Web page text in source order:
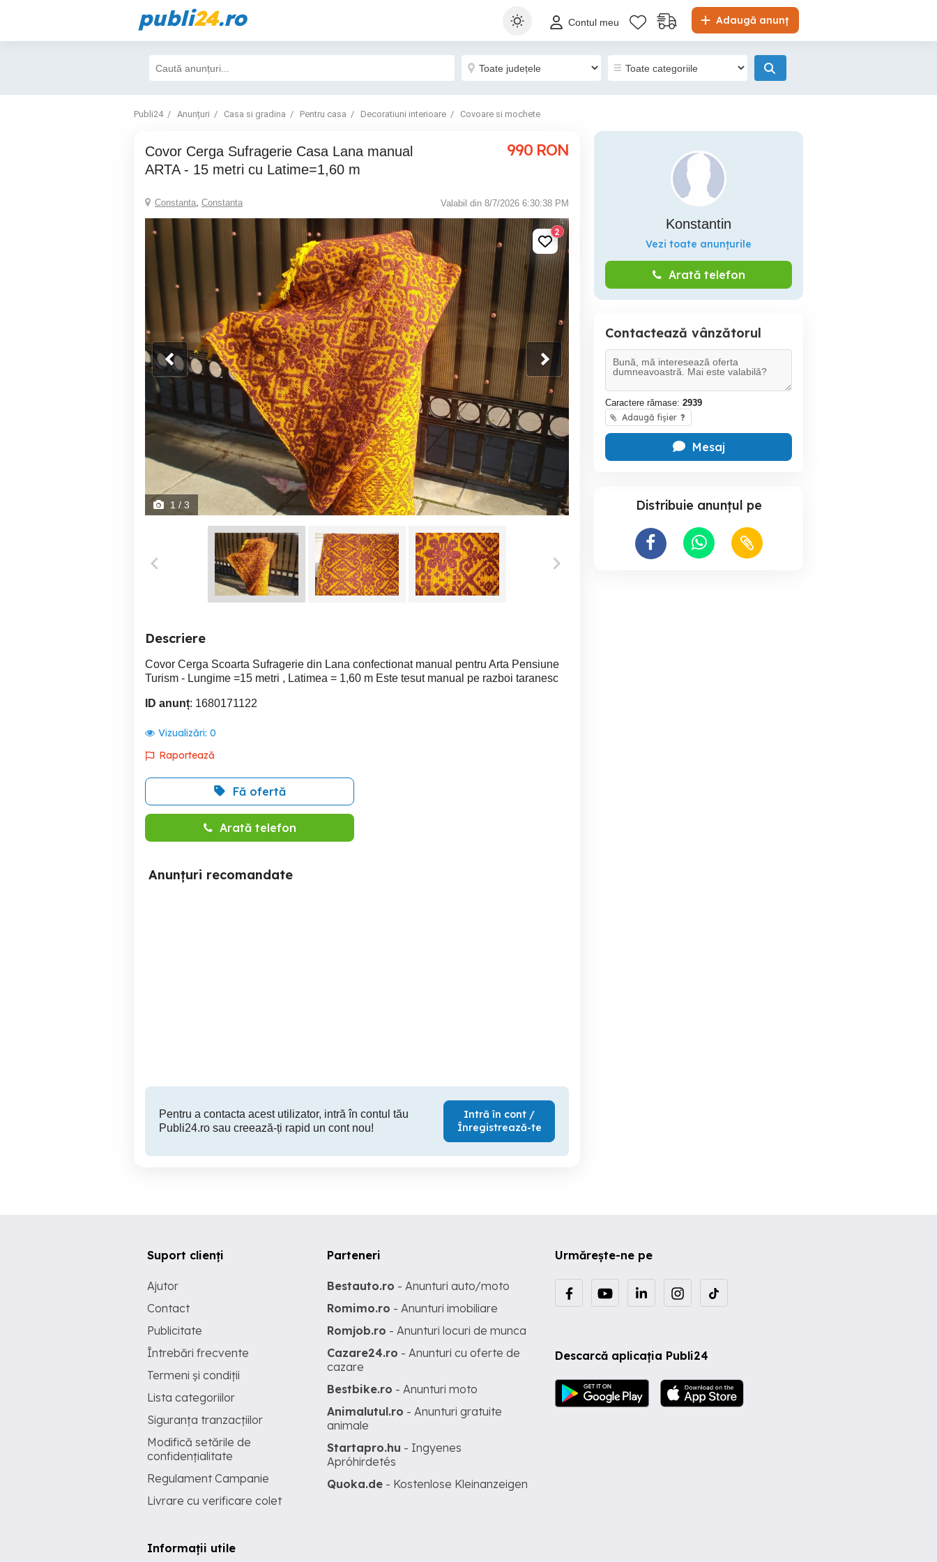
publi24.ro Adaugă anunț
Contul meu
Publi24 Anunțuri Casa si gradina Pentru casa Decoratiuni interioare Covoare si mochete
Covor Cerga Sufragerie Casa Lana manual
ARTA - 15 metri cu Latime=1,60 m
990 RON
Constanta, Constanta Valabil din 8/7/2026 6:30:38 PM
2
1 / 3
Descriere
Covor Cerga Scoarta Sufragerie din Lana confectionat manual pentru Arta Pensiune
Turism - Lungime =15 metri , Latimea = 1,60 m Este tesut manual pe razboi taranesc
ID anunț: 1680171122
Vizualizări: 0
Raportează
Fă ofertă
Arată telefon
Anunțuri recomandate
Pentru a contacta acest utilizator, intră în contul tău
Publi24.ro sau creează-ți rapid un cont nou!
Intră în cont /
Înregistrează-te
Konstantin
Vezi toate anunțurile
Arată telefon
Contactează vânzătorul
Caractere rămase: 2939
Adaugă fișier ?
Mesaj
Distribuie anunțul pe
Urmărește-ne pe
Descarcă aplicația Publi24
Suport clienți
Ajutor
Contact
Publicitate
Întrebări frecvente
Termeni și condiții
Lista categoriilor
Siguranța tranzacțiilor
Modifică setările de
confidențialitate
Regulament Campanie
Livrare cu verificare colet
Informații utile
Parteneri
Bestauto.ro - Anunturi auto/moto
Romimo.ro - Anunturi imobiliare
Romjob.ro - Anunturi locuri de munca
Cazare24.ro - Anunturi cu oferte de
cazare
Bestbike.ro - Anunturi moto
Animalutul.ro - Anunturi gratuite
animale
Startapro.hu - Ingyenes
Apróhirdetés
Quoka.de - Kostenlose Kleinanzeigen